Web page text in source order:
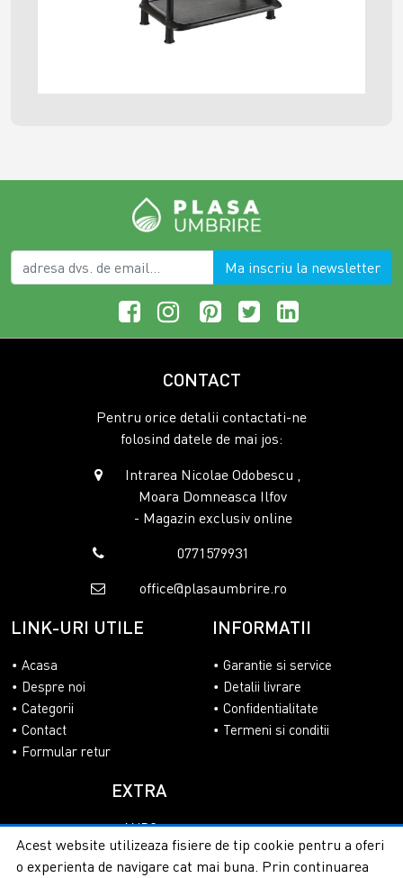
Ma inscriu la newsletter
CONTACT
Pentru orice detalii contactati-ne
folosind datele de mai jos:
Intrarea Nicolae Odobescu ,
Moara Domneasca Ilfov
- Magazin exclusiv online
0771579931
office@plasaumbrire.ro
LINK-URI UTILE
Acasa
Despre noi
Categorii
Contact
Formular retur
INFORMATII
Garantie si service
Detalii livrare
Confidentialitate
Termeni si conditii
EXTRA
ANPC
SOL
Acest website utilizeaza fisiere de tip cookie pentru a oferi
o experienta de navigare cat mai buna. Prin continuarea